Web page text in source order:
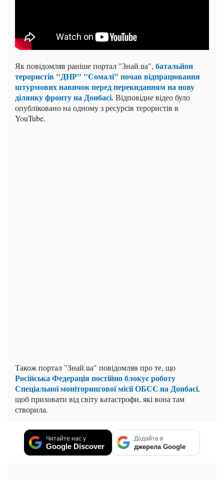
Як повідомляв раніше портал "Знай.uа", батальйон
терористів "ДНР" "Сомалі" почав відпрацювання
штурмових навичок перед перекиданням на нову
ділянку фронту на Донбасі.Відповідне відео було
опубліковано на одному з ресурсів терористів в
YouTube.
Також портал "Знай.uа" повідомляв про те, що
Російська Федерація постійно блокує роботу
Спеціальної моніторингової місії ОБСЄ на Донбасі,
щоб приховати від світу катастрофи, які вона там
створила.
Читайте нас у
Google Discover
Додайте в
джерела Google